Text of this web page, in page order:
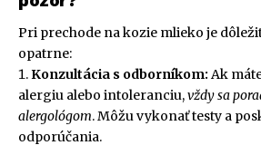
Pri prechode na kozie mlieko je
opatrne:
Konzultácia s odborníkom: Ak
alergiu alebo intoleranciu,vždy sa
alergológom. Môžu vykonať testy a
odporúčania.